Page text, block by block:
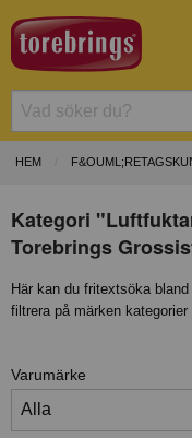
HEM
Kategori
Torebrings
Här kan du fritextsöka
filtrera på märken kategorier
Varumärke